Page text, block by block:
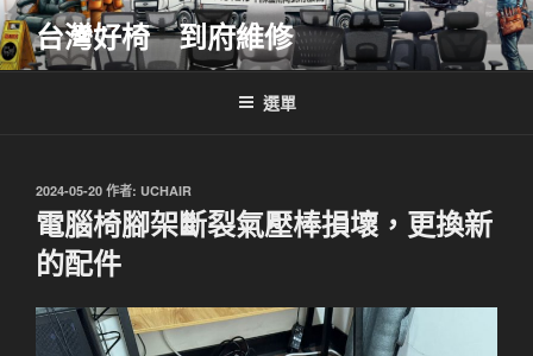
跳
至
主
台灣好椅 到府維修
選單
發
佈
於
2024-05-20 作者: UCHAIR
電腦椅腳架斷裂氣壓棒損壞，更換新
的配件